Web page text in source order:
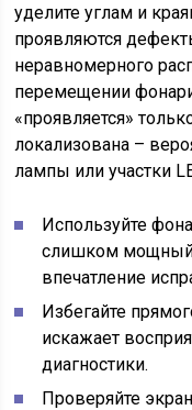
уделите углам и
проявляются
неравномерного
перемещении
«проявляется»
локализована –
лампы или участки
Используйте
слишком мощный
впечатление
Избегайте
искажает
диагностики.
Проверяйте